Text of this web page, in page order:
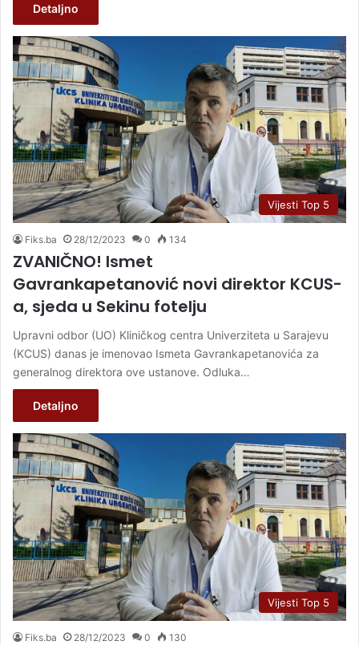
Detaljno
Vijesti Top 5
Fiks.ba 28/12/2023 0 134
ZVANIČNO! Ismet
Gavrankapetanović novi direktor KCUS-
a, sjeda u Sekinu fotelju
Upravni odbor (UO) Kliničkog centra Univerziteta u Sarajevu
(KCUS) danas je imenovao Ismeta Gavrankapetanovića za
generalnog direktora ove ustanove. Odluka…
Detaljno
Vijesti Top 5
Fiks.ba 28/12/2023 0 130